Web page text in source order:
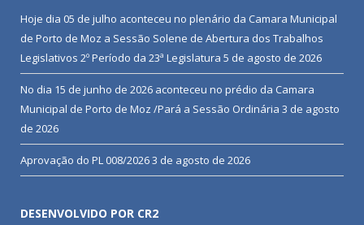
Hoje dia 05 de julho aconteceu no plenário da Camara Municipal
de Porto de Moz a Sessão Solene de Abertura dos Trabalhos
Legislativos 2º Período da 23ª Legislatura 5 de agosto de 2026
No dia 15 de junho de 2026 aconteceu no prédio da Camara
Municipal de Porto de Moz /Pará a Sessão Ordinária 3 de agosto
de 2026
Aprovação do PL 008/20263 de agosto de 2026
DESENVOLVIDO POR CR2